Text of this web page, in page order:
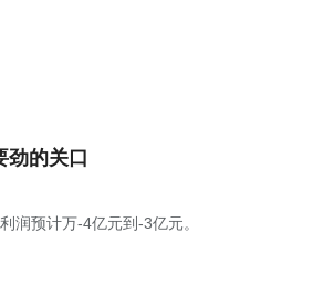
劲的关口
润预计万-4亿元到-3亿元。